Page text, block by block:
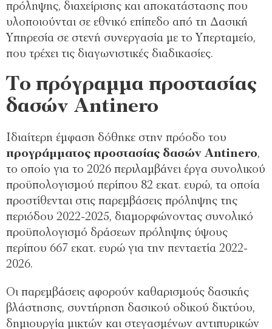
πρόληψης, διαχείρισης και αποκατάστασης που
υλοποιούνται σε εθνικό επίπεδο από τη Δασική
Υπηρεσία σε στενή συνεργασία με το Υπερταμείο,
που τρέχει τις διαγωνιστικές διαδικασίες.
Το πρόγραμμα προστασίας
δασών Antinero
Ιδιαίτερη έμφαση δόθηκε στην πρόοδο του
προγράμματος προστασίας δασών Antinero,
το οποίο για το 2026 περιλαμβάνει έργα συνολικού
προϋπολογισμού περίπου 82 εκατ. ευρώ, τα οποία
προστίθενται στις παρεμβάσεις πρόληψης της
περιόδου 2022-2025, διαμορφώνοντας συνολικό
προϋπολογισμό δράσεων πρόληψης ύψους
περίπου 667 εκατ. ευρώ για την πενταετία 2022-
2026.
Οι παρεμβάσεις αφορούν καθαρισμούς δασικής
βλάστησης, συντήρηση δασικού οδικού δικτύου,
δημιουργία μικτών και στεγασμένων αντιπυρικών